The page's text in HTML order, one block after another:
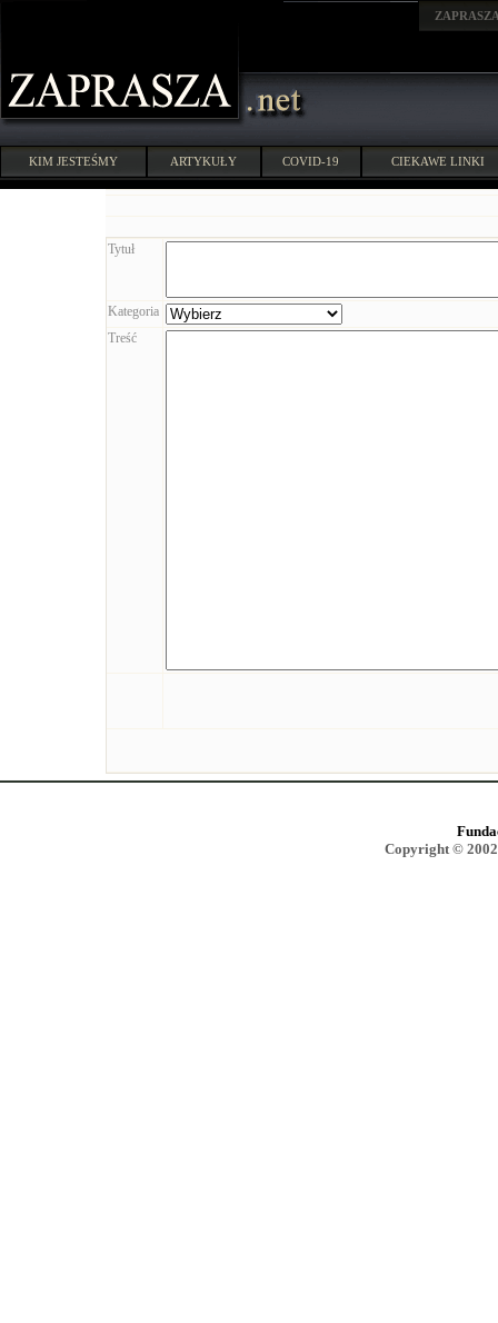
KIM JESTEŚMY ARTYKUŁY COVID-19 CIEKAWE LINKI
Tytuł
Kategoria
Treść
Copyright ©